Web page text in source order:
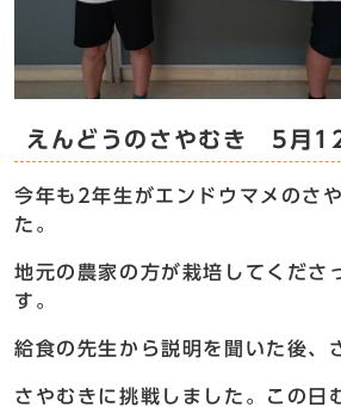
えんどうのさやむき 5月
今年も2年生がエンドウマメのさ
た。
地元の農家の方が栽培してくださ
す。
給食の先生から説明を聞いた後、
さやむきに挑戦しました。この日